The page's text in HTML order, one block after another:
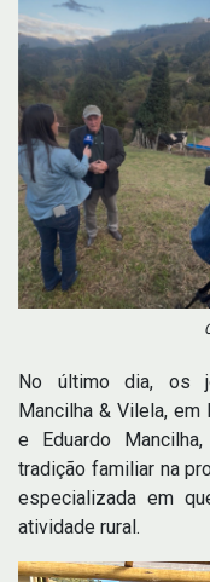
No último dia, os
Mancilha & Vilela,
e Eduardo
tradição familiar na
especializada em
atividade rural.